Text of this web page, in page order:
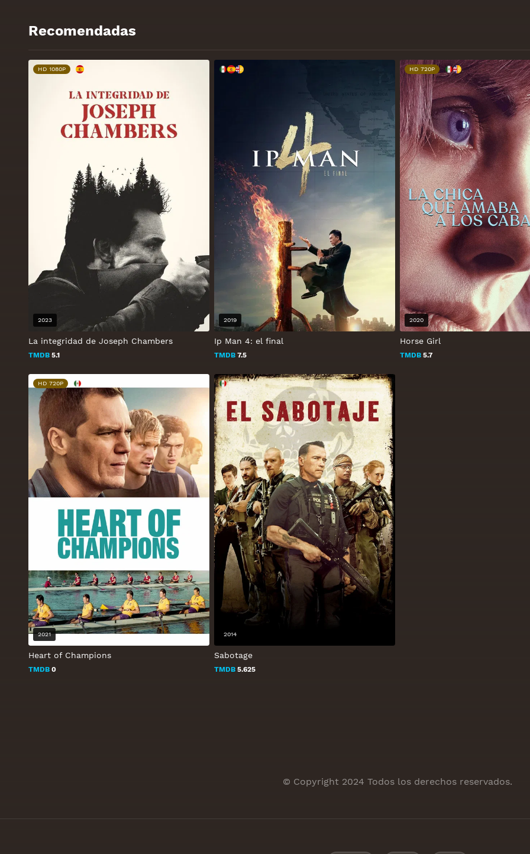
Recomendadas
La integridad de Joseph Chambers
TMDB 5.1
HD 1080P
2023
Ip Man 4: el final
TMDB 7.5
2019
Horse Girl
TMDB 5.7
HD 720P
2020
Heart of Champions
TMDB 0
HD 720P
2021
Sabotage
TMDB 5.625
2014
© Copyright 2024 Todos los derechos reservados.